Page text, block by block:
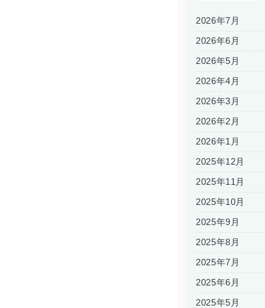
2026年7月
2026年6月
2026年5月
2026年4月
2026年3月
2026年2月
2026年1月
2025年12月
2025年11月
2025年10月
2025年9月
2025年8月
2025年7月
2025年6月
2025年5月